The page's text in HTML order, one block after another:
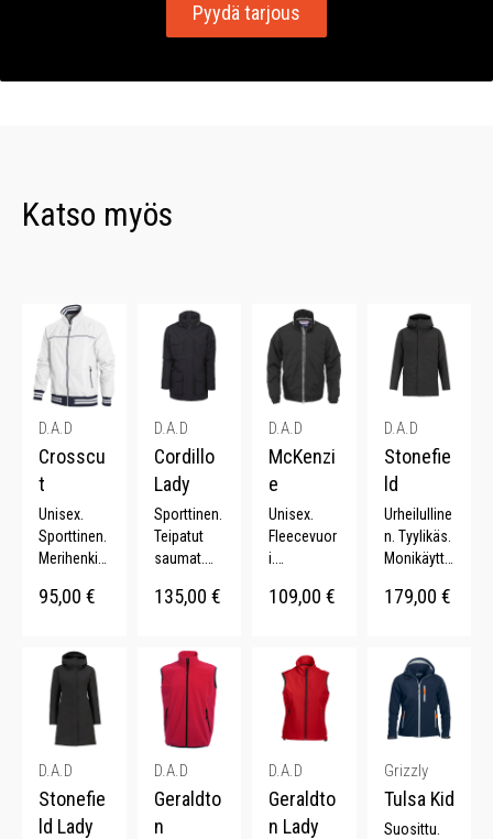
Pyydä tarjous
Katso myös
D.A.D
Crosscu
t
Unisex.
Sporttinen.
Merihenkin
Vedenpitäv
ikatut
hihat.
95,00 €
D.A.D
Cordillo
Lady
Sporttinen.
Teipatut
saumat.
taskua.
huppu.
Säädettävä
vyötärö.
135,00 €
D.A.D
McKenzi
e
Unisex.
Fleecevuor
i.
Sporttinen.
hihat.
109,00 €
D.A.D
Stonefie
ld
Urheilulline
n. Tyylikäs.
Monikäyttö
Vettähylkiv
179,00 €
D.A.D
Stonefie
ld Lady
D.A.D
Geraldto
n
D.A.D
Geraldto
n Lady
Grizzly
Tulsa Kid
Suosittu.